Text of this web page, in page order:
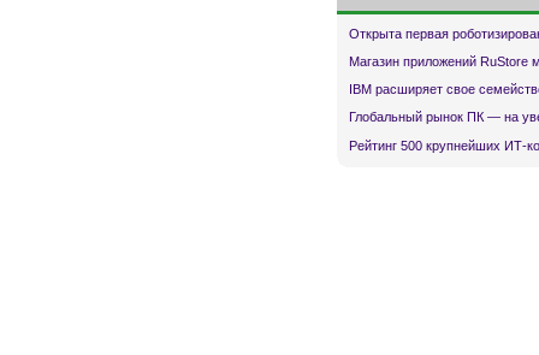
Открыта первая
Магазин приложений RuStore
IBM расширяет свое
Глобальный рынок ПК — на
Рейтинг 500 крупнейших ИТ-